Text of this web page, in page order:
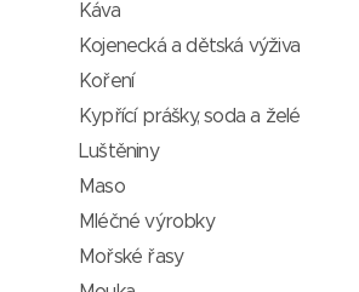
Káva
Kojenecká a dětská výživa
Koření
Kypřící prášky, soda a želé
Luštěniny
Maso
Mléčné výrobky
Mořské řasy